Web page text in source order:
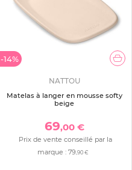
-14%
NATTOU
Matelas à langer en mousse softy
beige
69,00 €
Prix de vente conseillé par la
marque :79 ,90 €